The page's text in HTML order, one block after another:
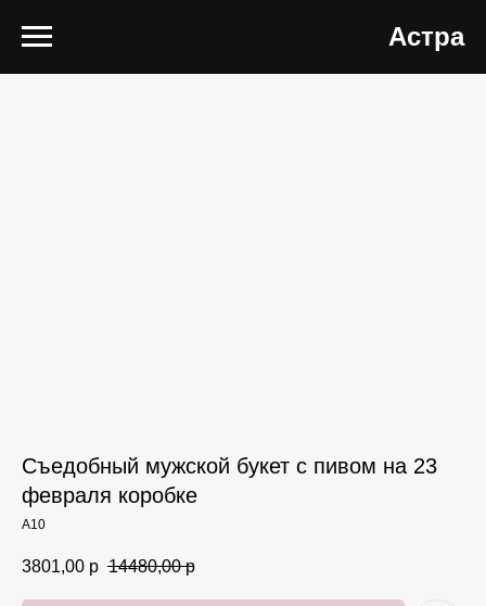
Астра
Съедобный мужской букет с пивом на 23
февраля коробке
A10
3801,00 р 14480,00 р